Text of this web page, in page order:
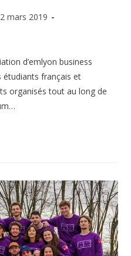
2 mars 2019
d’emlyon business
étudiants français et
organisés tout au long de